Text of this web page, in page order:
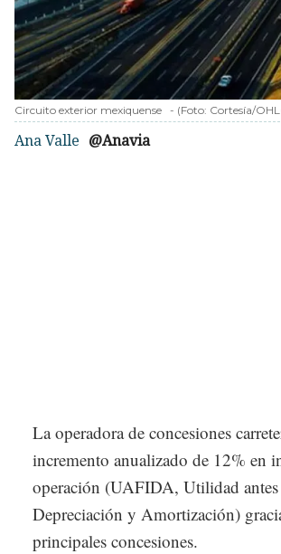
Circuito exterior mexiquense - (Foto: Cortesía/
Ana Valle @Anavia
La operadora de concesiones
incremento anualizado de 12% en
operación (UAFIDA, Utilidad
Depreciación y Amortización)
principales concesiones.